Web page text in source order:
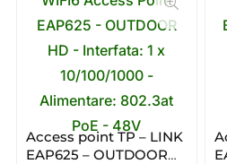
Access point TP – LINK
EAP625 – OUTDOOR